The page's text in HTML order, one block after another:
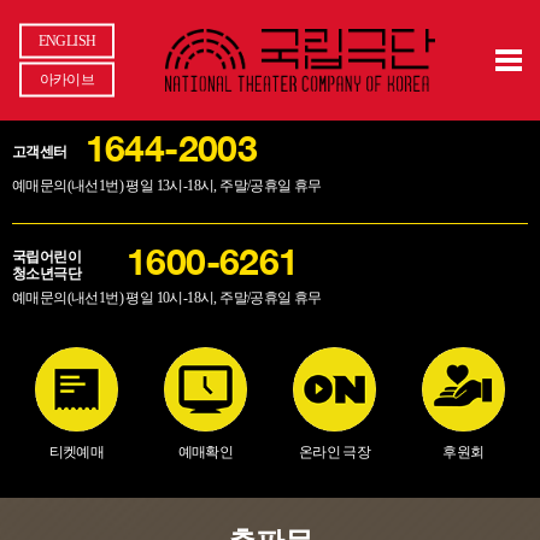
ENGLISH
아카이브
고객센터 1644-2003
예매문의(내선1번) 평일 13시-18시, 주말/공휴일 휴무
국립어린이
청소년극단
1600-6261
예매문의(내선1번) 평일 10시-18시, 주말/공휴일 휴무
티켓예매 예매확인 온라인 극장 후원회